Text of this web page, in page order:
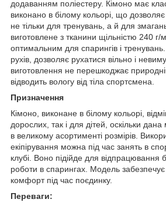
додаванням поліестеру. Кімоно має
виконано в білому кольорі, що
не тільки для тренувань, а й для
виготовлене з тканини щільністю 240
оптимальним для спарингів і
рухів, дозволяє рухатися вільно і
виготовлення не перешкоджає
відводить вологу від тіла спортсмена.
Призначення
Кімоно, виконане в білому кольорі,
дорослих, так і для дітей, оскільки
в великому асортименті розмірів.
екіпірування можна під час занять в
клубі. Воно підійде для відпрацювання
роботи в спарингах. Модель
комфорт під час поєдинку.
Переваги: